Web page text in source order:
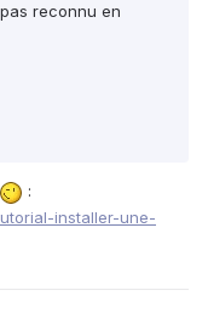
reconnu en
:
installer-une-